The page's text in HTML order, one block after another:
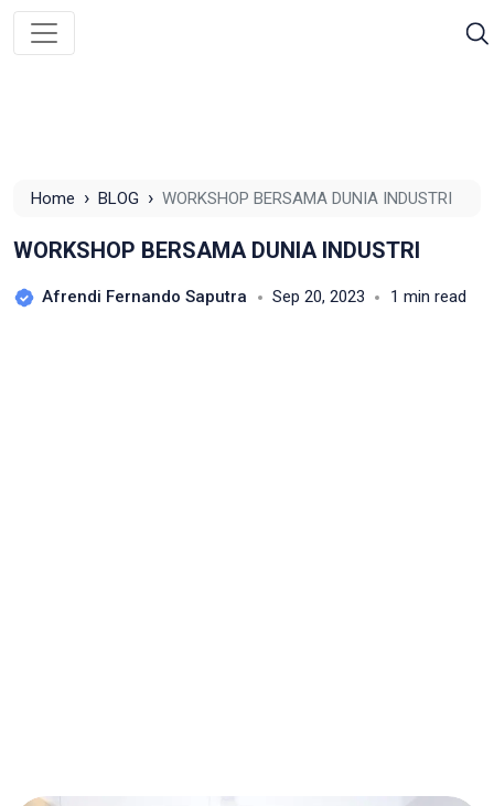
Home › BLOG › WORKSHOP BERSAMA DUNIA INDUSTRI
WORKSHOP BERSAMA DUNIA INDUSTRI
Afrendi Fernando Saputra Sep 20, 2023 1 min read